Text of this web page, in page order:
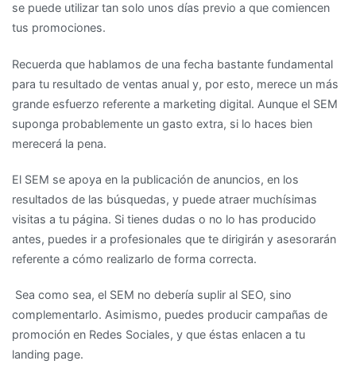
se puede utilizar tan solo unos días previo a que comiencen
tus promociones.
Recuerda que hablamos de una fecha bastante fundamental
para tu resultado de ventas anual y, por esto, merece un más
grande esfuerzo referente a marketing digital. Aunque el SEM
suponga probablemente un gasto extra, si lo haces bien
merecerá la pena.
El SEM se apoya en la publicación de anuncios, en los
resultados de las búsquedas, y puede atraer muchísimas
visitas a tu página. Si tienes dudas o no lo has producido
antes, puedes ir a profesionales que te dirigirán y asesorarán
referente a cómo realizarlo de forma correcta.
Sea como sea, el SEM no debería suplir al SEO, sino
complementarlo. Asimismo, puedes producir campañas de
promoción en Redes Sociales, y que éstas enlacen a tu
landing page.